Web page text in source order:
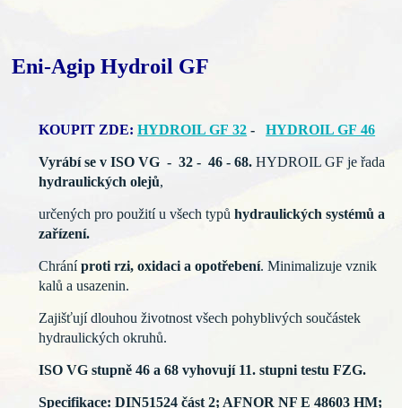
Eni-Agip Hydroil GF
KOUPIT ZDE:HYDROIL GF 32 -HYDROIL GF 46
Vyrábí se v ISO VG - 32 - 46 - 68.HYDROIL GF je řada
hydraulických olejů,
určených propoužití u všech typůhydraulických systémů a
zařízení.
Chráníproti rzi,oxidaci aopotřebení. Minimalizuje vznik
kalů a usazenin.
Zajišťují dlouhouživotnost všech pohyblivýchsoučástek
hydraulických okruhů.
ISO VG stupně 46 a 68 vyhovují 11. stupni testu FZG.
Specifikace:DIN51524 část 2; AFNOR NF E 48603 HM;